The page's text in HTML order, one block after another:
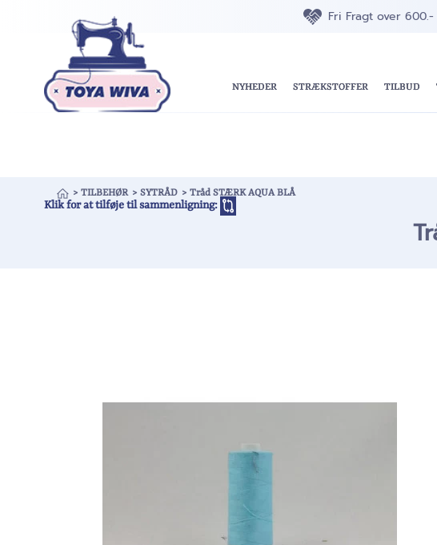
Fri Fragt over 600.-
NYHEDER STRÆKSTOFFER TILBUD
> TILBEHØR > SYTRÅD > Tråd STÆRK AQUA BLÅ
Klik for at tilføje til sammenligning: